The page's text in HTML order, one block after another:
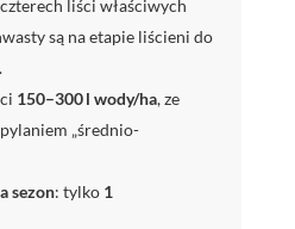
liści właściwych
są na etapie liścieni do
150–300 l wody/ha, ze
„średnio-
sezon: tylko 1